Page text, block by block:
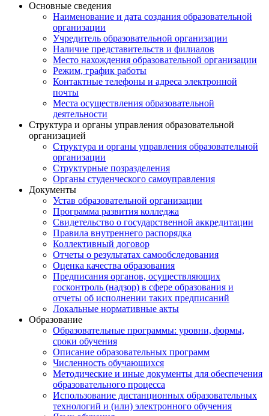
Основные сведения
Наименование и дата создания образовательной
организации
Учредитель образовательной организации
Наличие представительств и филиалов
Место нахождения образовательной организации
Режим, график работы
Контактные телефоны и адреса электронной
почты
Места осуществления образовательной
деятельности
Структура и органы управления образовательной
организацией
Структура и органы управления образовательной
организации
Структурные позразделения
Органы студенческого самоуправления
Документы
Устав образовательной организации
Программа развития колледжа
Свидетельство о государственной аккредитации
Правила внутреннего распорядка
Коллективный договор
Отчеты о результатах самообследования
Оценка качества образования
Предписания органов, осуществляющих
госконтроль (надзор) в сфере образования и
отчеты об исполнении таких предписаний
Локальные нормативные акты
Образование
Образовательные программы: уровни, формы,
сроки обучения
Описание образовательных программ
Численность обучающихся
Методические и иные документы для обеспечения
образовательного процесса
Использование дистанционных образовательных
технологий и (или) электронного обучения